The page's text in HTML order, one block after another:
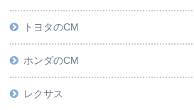
トヨタのCM
ホンダのCM
レクサス